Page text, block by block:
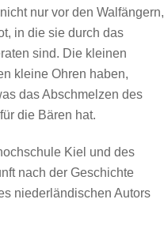
nur vor den Walfängern,
in die sie durch das
sind. Die kleinen
kleine Ohren haben,
das Abschmelzen des
die Bären hat.
Kiel und des
nach der Geschichte
niederländischen Autors